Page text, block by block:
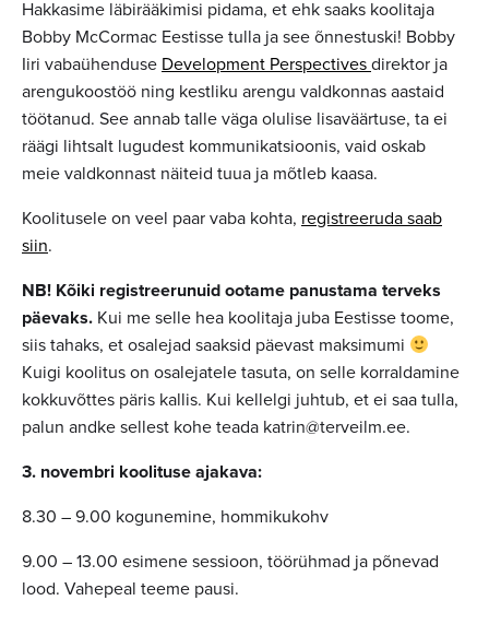
Hakkasime läbirääkimisi pidama, et ehk saaks koolitaja
Bobby McCormac Eestisse tulla ja see õnnestuski! Bobby
Iiri vabaühenduse Development Perspectives direktor ja
arengukoostöö ning kestliku arengu valdkonnas aastaid
töötanud. See annab talle väga olulise lisaväärtuse, ta ei
räägi lihtsalt lugudest kommunikatsioonis, vaid oskab
meie valdkonnast näiteid tuua ja mõtleb kaasa.
Koolitusele on veel paar vaba kohta, registreeruda saab
siin.
NB! Kõiki registreerunuid ootame panustama terveks
päevaks. Kui me selle hea koolitaja juba Eestisse toome,
siis tahaks, et osalejad saaksid päevast maksimumi
Kuigi koolitus on osalejatele tasuta, on selle korraldamine
kokkuvõttes päris kallis. Kui kellelgi juhtub, et ei saa tulla,
palun andke sellest kohe teada katrin@terveilm.ee.
3. novembri koolituse ajakava:
8.30 – 9.00 kogunemine, hommikukohv
9.00 – 13.00 esimene sessioon, töörühmad ja põnevad
lood. Vahepeal teeme pausi.